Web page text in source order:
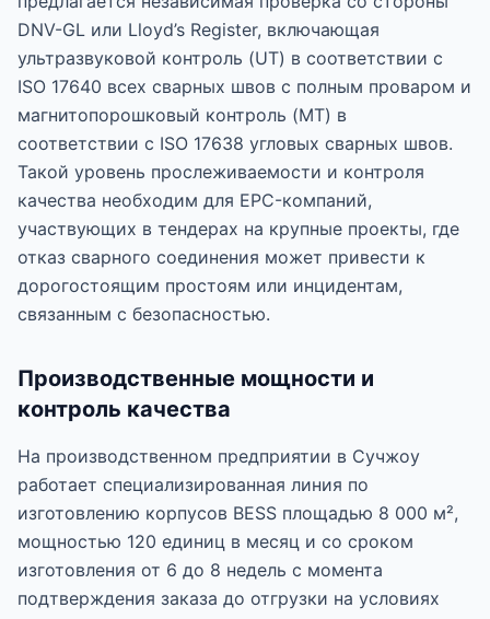
DNV-GL или Lloyd’s Register, включающая
ультразвуковой контроль (UT) в соответствии с
ISO 17640 всех сварных швов с полным проваром и
магнитопорошковый контроль (MT) в
соответствии с ISO 17638 угловых сварных швов.
Такой уровень прослеживаемости и контроля
качества необходим для EPC-компаний,
участвующих в тендерах на крупные проекты, где
отказ сварного соединения может привести к
дорогостоящим простоям или инцидентам,
связанным с безопасностью.
Производственные мощности и
контроль качества
На производственном предприятии в Сучжоу
работает специализированная линия по
изготовлению корпусов BESS площадью 8 000 м²,
мощностью 120 единиц в месяц и со сроком
изготовления от 6 до 8 недель с момента
подтверждения заказа до отгрузки на условиях